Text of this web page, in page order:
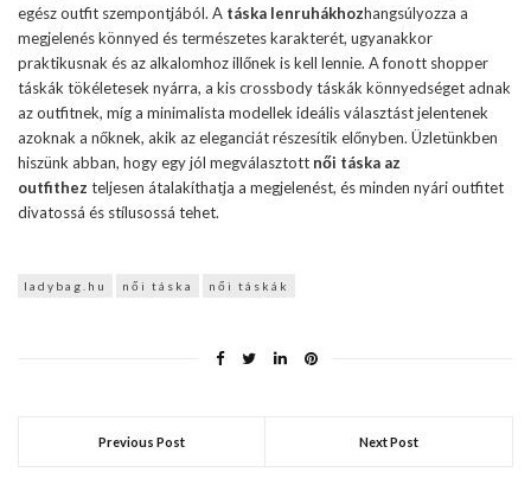
egész outfit szempontjából. A táska lenruhákhozhangsúlyozza a
megjelenés könnyed és természetes karakterét, ugyanakkor
praktikusnak és az alkalomhoz illőnek is kell lennie. A fonott shopper
táskák tökéletesek nyárra, a kis crossbody táskák könnyedséget adnak
az outfitnek, míg a minimalista modellek ideális választást jelentenek
azoknak a nőknek, akik az eleganciát részesítik előnyben. Üzletünkben
hiszünk abban, hogy egy jól megválasztott női táska az
outfithez teljesen átalakíthatja a megjelenést, és minden nyári outfitet
divatossá és stílusossá tehet.
ladybag.hu női táska női táskák
Previous Post Next Post